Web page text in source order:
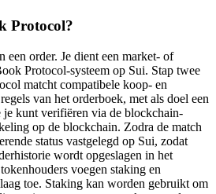
Protocol?
een order. Je dient een market- of
Protocol-systeem op Sui. Stap twee
matcht compatibele koop- en
van het orderboek, met als doel een
je kunt verifiëren via de blockchain-
op de blockchain. Zodra de match
status vastgelegd op Sui, zodat
wordt opgeslagen in het
voegen staking en
toe. Staking kan worden gebruikt om